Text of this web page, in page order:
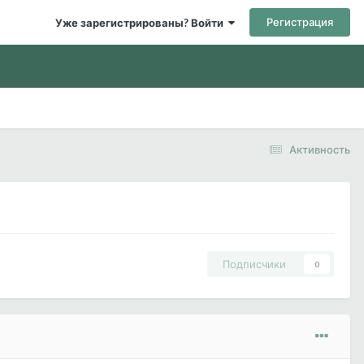
Уже зарегистрированы? Войти Регистрация
Активность
Подписчики 0